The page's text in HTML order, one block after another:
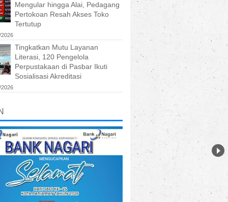
Mengular hingga Alai, Pedagang
Pertokoan Resah Akses Toko
Tertutup
Tingkatkan Mutu Layanan
Literasi, 120 Pengelola
Perpustakaan di Pasbar Ikuti
Sosialisasi Akreditasi